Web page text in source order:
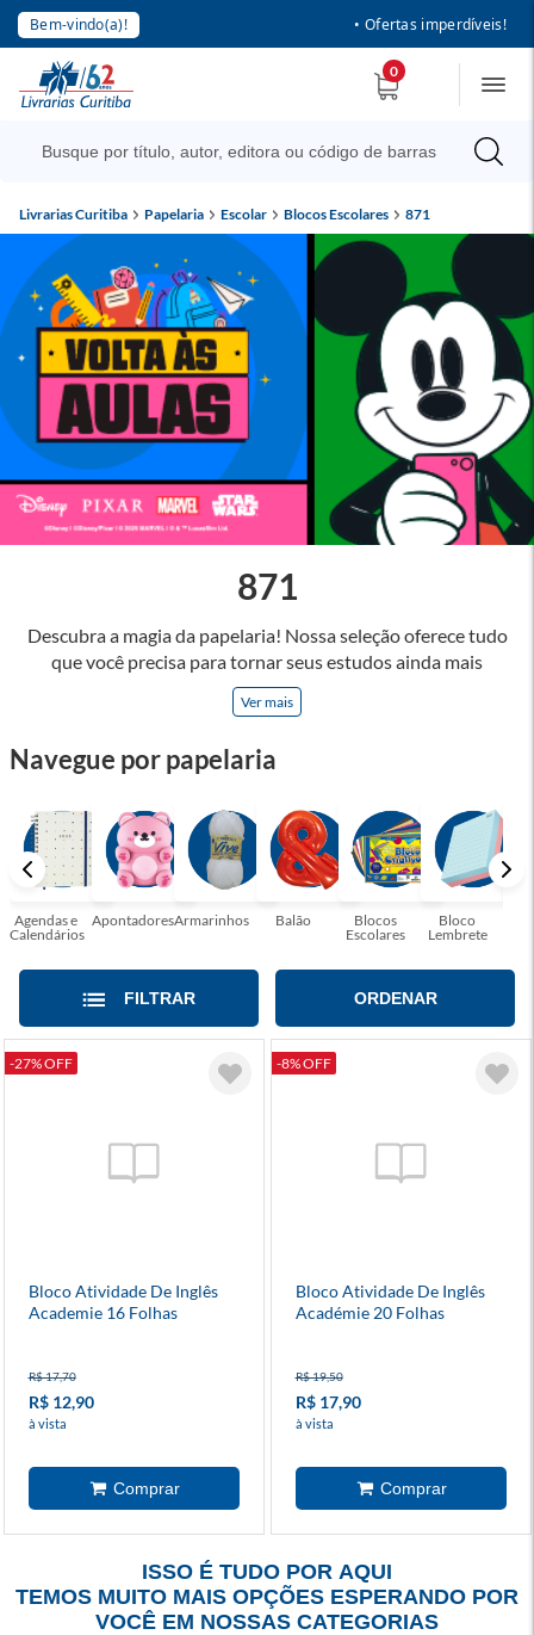
Bem-vindo(a)! • Ofertas imperdíveis!
0
Livrarias Curitiba Papelaria Escolar Blocos Escolares 871
Descubra a magia da papelaria! Nossa seleção oferece tudo
que você precisa para tornar seus estudos ainda mais
inspiradores e produtos que tornarão sua rotina profissional
mais eficiente e agradável. Abrace a arte de escrever,
cores, ideias e possibilidades. Tenha certeza, temos a
encantadora! Seja para estudantes em busca do material
perfeito para suas aulas, profissionais que buscam organizar
seus escritórios, temos tudo que você precisa!
Ver mais
871
Navegue por papelaria
Agendas e
Calendários
ApontadoresArmarinhos Balão
Blocos
Escolares
Bloco
Lembrete
FILTRAR ORDENAR
-27% OFF
Bloco Atividade De Inglês
Academie 16 Folhas
R$ 17,70
R$ 12,90
à vista
-8% OFF
Bloco Atividade De Inglês
Académie 20 Folhas
R$ 19,50
R$ 17,90
à vista
ISSO É TUDO POR AQUI
TEMOS MUITO MAIS OPÇÕES ESPERANDO POR
VOCÊ EM NOSSAS CATEGORIAS